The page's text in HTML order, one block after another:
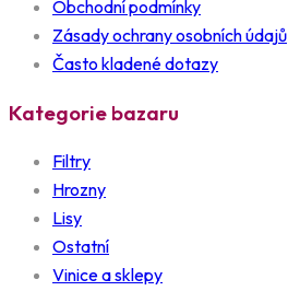
Obchodní podmínky
Zásady ochrany osobních údajů
Často kladené dotazy
Kategorie bazaru
Filtry
Hrozny
Lisy
Ostatní
Vinice a sklepy